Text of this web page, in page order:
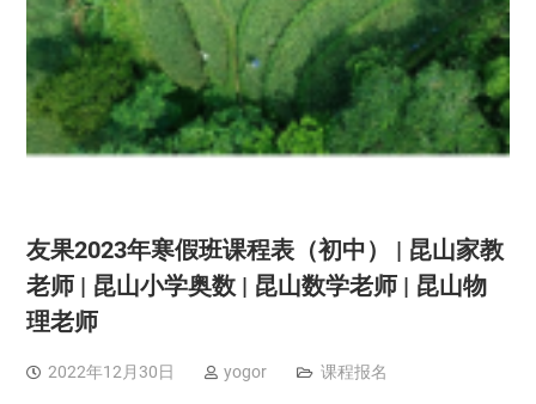
友果2023年寒假班课程表（初中） | 昆山家教
老师 | 昆山小学奥数 | 昆山数学老师 | 昆山物
理老师
2022年12月30日 yogor 课程报名